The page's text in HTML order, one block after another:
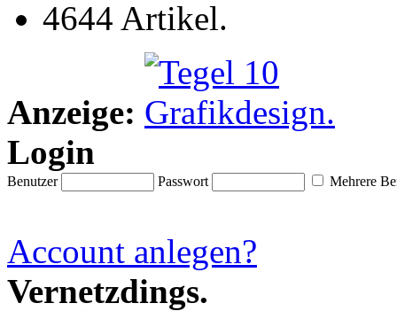
4644 Artikel.
Anzeige:
Login
Benutzer Passwort Mehrere
Account anlegen?
Vernetzdings.